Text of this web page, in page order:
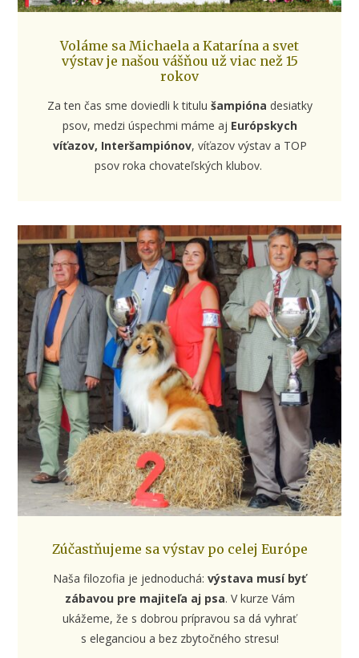
Voláme sa Michaela a Katarína a svet
výstav je našou vášňou už viac než 15
rokov
Za ten čas sme doviedli k titulu šampióna desiatky
psov, medzi úspechmi máme aj Európskych
víťazov, Interšampiónov, víťazov výstav a TOP
psov roka chovateľských klubov.
Zúčastňujeme sa výstav po celej Európe
Naša filozofia je jednoduchá: výstava musí byť
zábavou pre majiteľa aj psa. V kurze Vám
ukážeme, že s dobrou prípravou sa dá vyhrať
s eleganciou a bez zbytočného stresu!